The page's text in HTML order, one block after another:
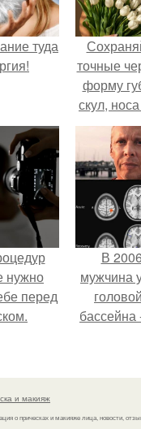
туда
точные
форму
скул,
нужно
перед
В
мужчина
бассейна
странным
и макияж
о прическах и макияже лица, новости,